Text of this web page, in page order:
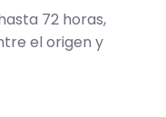
72 horas,
el origen y